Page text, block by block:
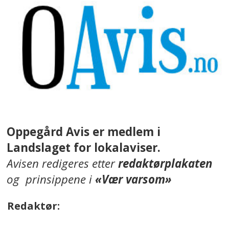
Oppegård Avis er medlem i
Landslaget for lokalaviser.
Avisen redigeres etterredaktørplakaten
og prinsippene i«Vær varsom»
Redaktør: